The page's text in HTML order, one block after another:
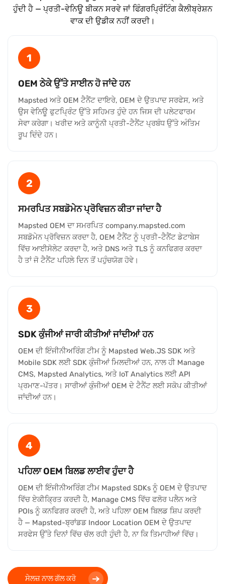
ਹੁੰਦੀ ਹੈ — ਪ੍ਰਤੀ-ਵੇਨਿਊ ਬੀਕਨ ਸਰਵੇ ਜਾਂ ਫਿੰਗਰਪ੍ਰਿੰਟਿੰਗ ਕੈਲੀਬ੍ਰੇਸ਼ਨ
ਵਾਕ ਦੀ ਉਡੀਕ ਨਹੀਂ ਕਰਦੀ।
1
OEM ਠੇਕੇ ਉੱਤੇ ਸਾਈਨ ਹੋ ਜਾਂਦੇ ਹਨ
Mapsted ਅਤੇ OEM ਟੈਨੈਂਟ ਦਾਇਰੇ, OEM ਦੇ ਉਤਪਾਦ ਸਰਫੇਸ, ਅਤੇ
ਉਸ ਵੇਨਿਊ ਫੁਟਪ੍ਰਿੰਟ ਉੱਤੇ ਸਹਿਮਤ ਹੁੰਦੇ ਹਨ ਜਿਸ ਦੀ ਪਲੇਟਫਾਰਮ
ਸੇਵਾ ਕਰੇਗਾ। ਖਰੀਦ ਅਤੇ ਕਾਨੂੰਨੀ ਪ੍ਰਤੀ-ਟੈਨੈਂਟ ਪ੍ਰਬੰਧ ਉੱਤੇ ਅੰਤਿਮ
ਰੂਪ ਦਿੰਦੇ ਹਨ।
2
ਸਮਰਪਿਤ ਸਬਡੋਮੇਨ ਪ੍ਰੋਵਿਜ਼ਨ ਕੀਤਾ ਜਾਂਦਾ ਹੈ
Mapsted OEM ਦਾ ਸਮਰਪਿਤ company.mapsted.com
ਸਬਡੋਮੇਨ ਪ੍ਰੋਵਿਜ਼ਨ ਕਰਦਾ ਹੈ, OEM ਟੈਨੈਂਟ ਨੂੰ ਪ੍ਰਤੀ-ਟੈਨੈਂਟ ਡੇਟਾਬੇਸ
ਵਿੱਚ ਆਈਸੋਲੇਟ ਕਰਦਾ ਹੈ, ਅਤੇ DNS ਅਤੇ TLS ਨੂੰ ਕਨਫਿਗਰ ਕਰਦਾ
ਹੈ ਤਾਂ ਜੋ ਟੈਨੈਂਟ ਪਹਿਲੇ ਦਿਨ ਤੋਂ ਪਹੁੰਚਯੋਗ ਹੋਵੇ।
3
SDK ਕੁੰਜੀਆਂ ਜਾਰੀ ਕੀਤੀਆਂ ਜਾਂਦੀਆਂ ਹਨ
OEM ਦੀ ਇੰਜੀਨੀਅਰਿੰਗ ਟੀਮ ਨੂੰ Mapsted Web.JS SDK ਅਤੇ
Mobile SDK ਲਈ SDK ਕੁੰਜੀਆਂ ਮਿਲਦੀਆਂ ਹਨ, ਨਾਲ ਹੀ Manage
CMS, Mapsted Analytics, ਅਤੇ IoT Analytics ਲਈ API
ਪ੍ਰਮਾਣ-ਪੱਤਰ। ਸਾਰੀਆਂ ਕੁੰਜੀਆਂ OEM ਦੇ ਟੈਨੈਂਟ ਲਈ ਸਕੋਪ ਕੀਤੀਆਂ
ਜਾਂਦੀਆਂ ਹਨ।
4
ਪਹਿਲਾ OEM ਬਿਲਡ ਲਾਈਵ ਹੁੰਦਾ ਹੈ
OEM ਦੀ ਇੰਜੀਨੀਅਰਿੰਗ ਟੀਮ Mapsted SDKs ਨੂੰ OEM ਦੇ ਉਤਪਾਦ
ਵਿੱਚ ਏਕੀਕ੍ਰਿਤ ਕਰਦੀ ਹੈ, Manage CMS ਵਿੱਚ ਫਲੋਰ ਪਲੈਨ ਅਤੇ
POIs ਨੂੰ ਕਨਫਿਗਰ ਕਰਦੀ ਹੈ, ਅਤੇ ਪਹਿਲਾ OEM ਬਿਲਡ ਸ਼ਿਪ ਕਰਦੀ
ਹੈ — Mapsted-ਬ੍ਰਾਂਡਡ Indoor Location OEM ਦੇ ਉਤਪਾਦ
ਸਰਫੇਸ ਉੱਤੇ ਦਿਨਾਂ ਵਿੱਚ ਚੱਲ ਰਹੀ ਹੁੰਦੀ ਹੈ, ਨਾ ਕਿ ਤਿਮਾਹੀਆਂ ਵਿੱਚ।
ਸੇਲਜ਼ ਨਾਲ ਗੱਲ ਕਰੋ